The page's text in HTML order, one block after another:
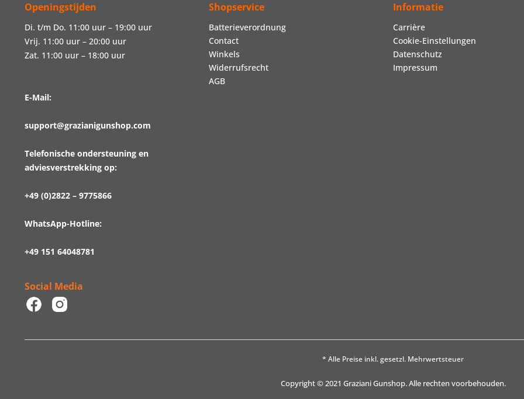
Openingstijden
Di. t/m Do. 11:00 uur – 19:00 uur
Vrij. 11:00 uur – 20:00 uur
Zat. 11:00 uur – 18:00 uur
E-Mail:
support@grazianigunshop.com
Telefonische ondersteuning en
adviesverstrekking op:
+49 (0)2822 – 9775866
WhatsApp-Hotline:
+49 151 64048781
Social Media
Shopservice
Batterieverordnung
Contact
Winkels
Widerrufsrecht
AGB
Informatie
Carrière
Cookie-Einstellungen
Datenschutz
Impressum
* Alle Preise inkl. gesetzl. Mehrwertsteuer
Copyright © 2021 Graziani Gunshop. Alle rechten voorbehouden.